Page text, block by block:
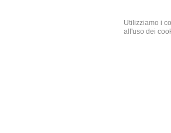
Utilizziamo i
all'uso dei